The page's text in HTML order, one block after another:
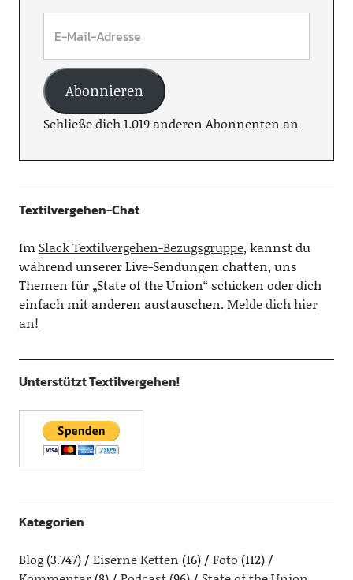
Abonnieren
Schließe dich 1.019 anderen Abonnenten an
Textilvergehen-Chat
Im Slack Textilvergehen-Bezugsgruppe, kannst du
während unserer Live-Sendungen chatten, uns
Themen für „State of the Union“ schicken oder dich
einfach mit anderen austauschen.Melde dich hier
an!
Unterstützt Textilvergehen!
Kategorien
Blog(3.747) Eiserne Ketten (16) Foto (112)